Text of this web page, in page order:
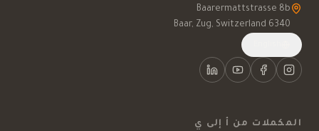
6340 Baar, Zug, Switzerland
المكملات من أ إلى ي